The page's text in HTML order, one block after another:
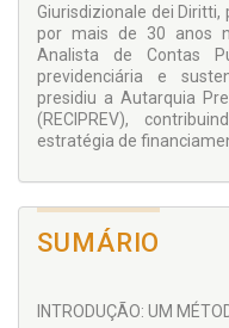
vida.
Giurisdizionale dei Diritti,
por mais de 30 anos
Analista de Contas
previdenciária e
presidiu a Autarquia
(RECIPREV),
estratégia de
SUMÁRIO
INTRODUÇÃO: UM